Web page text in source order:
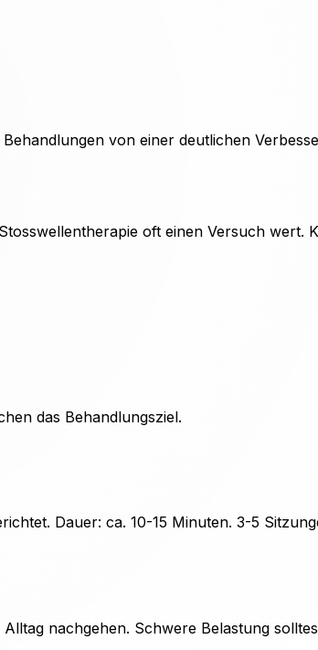
von einer deutlichen
oft einen Versuch wert.
das Behandlungsziel.
Dauer: ca. 10-15 Minuten. 3-5
nachgehen. Schwere Belastung